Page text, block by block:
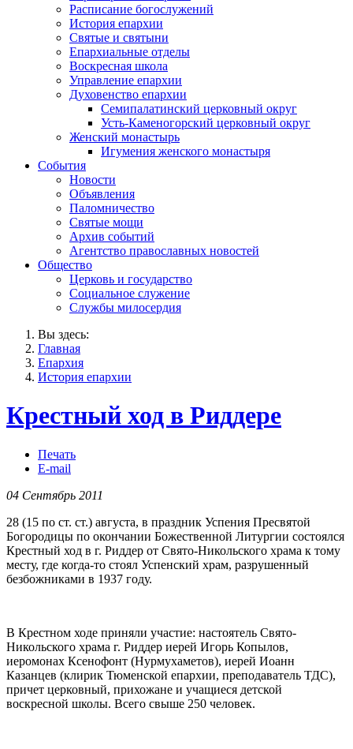
Расписание богослужений
История епархии
Святые и святыни
Епархиальные отделы
Воскресная школа
Управление епархии
Духовенство епархии
Семипалатинский церковный округ
Усть-Каменогорский церковный округ
Женский монастырь
Игумения женского монастыря
События
Новости
Объявления
Паломничество
Святые мощи
Архив событий
Агентство православных новостей
Общество
Церковь и государство
Социальное служение
Службы милосердия
Вы здесь:
Главная
Епархия
История епархии
Крестный ход в Риддере
Печать
E-mail
04 Сентябрь 2011
28 (15 по ст. ст.) августа, в праздник Успения Пресвятой
Богородицы по окончании Божественной Литургии состоялся
Крестный ход в г. Риддер от Свято-Никольского храма к тому
месту, где когда-то стоял Успенский храм, разрушенный
безбожниками в 1937 году.
В Крестном ходе приняли участие: настоятель Свято-
Никольского храма г. Риддер иерей Игорь Копылов,
иеромонах Ксенофонт (Нурмухаметов), иерей Иоанн
Казанцев (клирик Тюменской епархии, преподаватель ТДС),
причет церковный, прихожане и учащиеся детской
воскресной школы. Всего свыше 250 человек.